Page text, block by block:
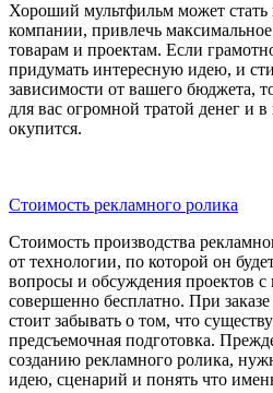
Хороший мультфильм может стать
компании, привлечь
товарам и проектам. Если
придумать интересную идею, и
зависимости от вашего бюджета,
для вас огромной тратой денег и
окупится.
Стоимость рекламного ролика
Стоимость производства
от технологии, по которой он
вопросы и обсуждения проектов
совершенно бесплатно. При
стоит забывать о том, что
предсъемочная подготовка.
созданию рекламного ролика,
идею, сценарий и понять что